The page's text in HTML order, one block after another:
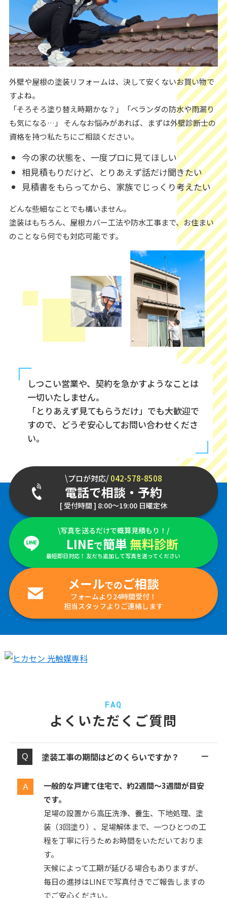
外壁や屋根の塗装リフォームは、決して安くないお買い物で
すよね。
「そろそろ塗り替え時期かな？」「ベランダの防水や雨漏り
も気になる…」 そんなお悩みがあれば、まずは外壁診断士の
資格を持つ私たちにご相談ください。
今の家の状態を、一度プロに見てほしい
相見積もりだけど、とりあえず話だけ聞きたい
見積書をもらってから、家族でじっくり考えたい
どんな些細なことでも構いません。
塗装はもちろん、屋根カバー工法や防水工事まで、お住まい
のことなら何でも対応可能です。
しつこい営業や、契約を急かすようなことは
一切いたしません。
「とりあえず見てもらうだけ」でも大歓迎で
すので、どうぞ安心してお問い合わせくださ
い。
\プロが対応/042-578-8508
電話で相談・予約
[ 受付時間 ] 8:00～19:00 日曜定休
\写真を送るだけで概算見積もり！/
LINEで簡単 無料診断
最短即日対応！ 友だち追加して写真を送ってください
メールでのご相談
フォームより24時間受付！
担当スタッフよりご連絡します
FAQ
よくいただくご質問
塗装工事の期間はどのくらいですか？
一般的な戸建て住宅で、約2週間〜3週間が目安
です。
足場の設置から高圧洗浄、養生、下地処理、塗
装（3回塗り）、足場解体まで、一つひとつの工
程を丁寧に行うためお時間をいただいておりま
す。
天候によって工期が延びる場合もありますが、
毎日の進捗はLINEで写真付きでご報告しますの
でご安心ください。